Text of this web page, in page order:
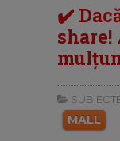
✔️
MALL